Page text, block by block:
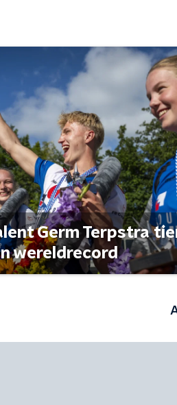
Germ Terpstra
wereldrecord